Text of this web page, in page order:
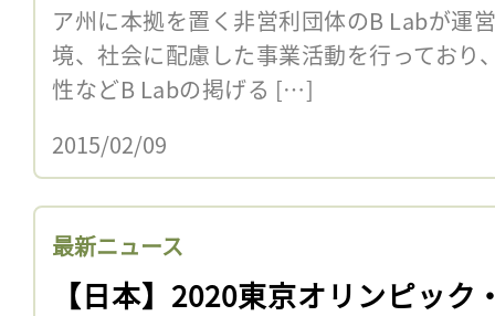
ア州に本拠を置く非営利団体のB Labが運
境、社会に配慮した事業活動を行っており
性などB Labの掲げる […]
2015/02/09
最新ニュース
【日本】2020東京オリンピック